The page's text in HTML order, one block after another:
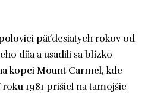
päťdesiatych rokov od
dňa a usadili sa blízko
kopci Mount Carmel, kde
1981 prišiel na tamojšie